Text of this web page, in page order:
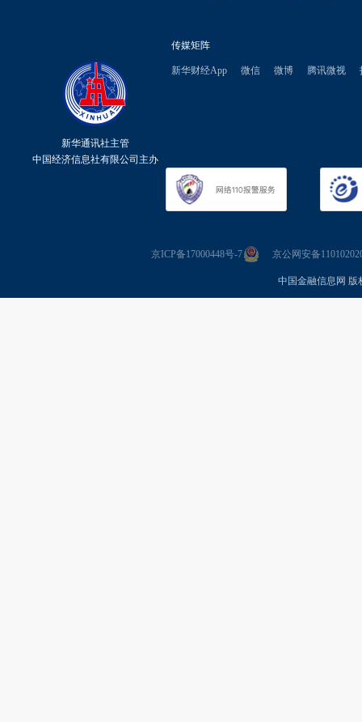
新华通讯社主管
中国经济信息社有限公司主办
传媒矩阵
新华财经App 微信 微博 腾讯微视
京ICP备17000448号-7 京公网安备
中国金融信息网 版